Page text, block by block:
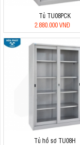
Tủ TU08PCK
2.880.000 VNĐ
Tủ hồ sơ TU08H